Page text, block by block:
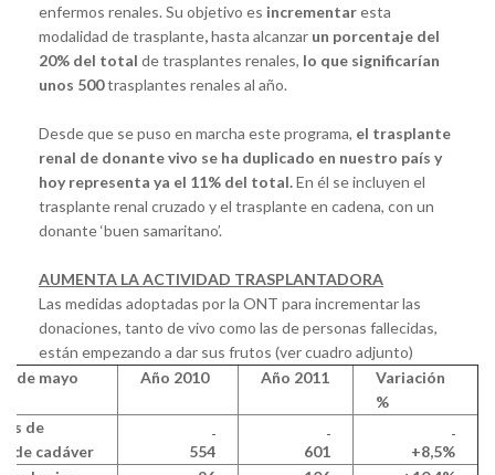
enfermos renales. Su objetivo es incrementaresta
modalidad de trasplante,hasta alcanzar un porcentaje del
20% del total de trasplantes renales, lo que significarían
unos 500trasplantes renales al año.
Desde que se puso en marcha este programa, el trasplante
renal de donante vivo se ha duplicado en nuestro país y
hoy representa ya el 11% del total.En él se incluyen el
trasplante renal cruzado y el trasplante en cadena, con un
donante ‘buen samaritano’.
AUMENTA LA ACTIVIDAD TRASPLANTADORA
Las medidas adoptadas por la ONT para incrementar las
donaciones, tanto de vivo como las de personas fallecidas,
están empezando a dar sus frutos (ver cuadro adjunto)
de mayo
Año 2010 Año 2011
Variación
%
de
de cadáver
554 601
+8,5%